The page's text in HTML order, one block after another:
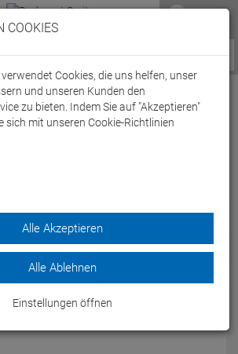
Service / Hilfe
Laufschuh - 3
von NBR für Kinder mit
und polsterndem
COOKIES
Cookies, die uns helfen, unser
und unseren Kunden den
zu bieten. Indem Sie auf "Akzeptieren"
sich mit unseren Cookie-Richtlinien
Alle Akzeptieren
Alle Ablehnen
Einstellungen öffnen